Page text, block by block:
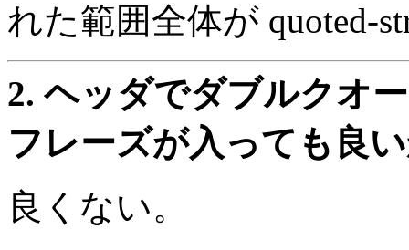
れた範囲全体が quoted-
2. ヘッダでダブルクオ
フレーズが入っても良
良くない。